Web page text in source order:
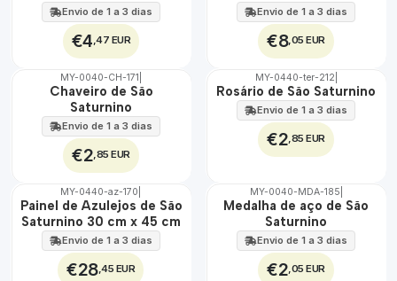
100%
Envio de 1 a 3 dias
€4,47 EUR
100%
Envio de 1 a 3 dias
€8,05 EUR
🇵🇹
MY-0040-CH-171
Chaveiro de São
Saturnino
Envio de 1 a 3 dias
€2,85 EUR
🇵🇹
100%
MY-0440-ter-212
Rosário de São Saturnino
Envio de 1 a 3 dias
€2,85 EUR
🇵🇹
100%
EXT.
MY-0440-az-170
Painel de Azulejos de São
Saturnino 30 cm x 45 cm
Envio de 1 a 3 dias
€28,45 EUR
🇵🇹
ÁGUA
MY-0040-MDA-185
Medalha de aço de São
Saturnino
Envio de 1 a 3 dias
€2,05 EUR